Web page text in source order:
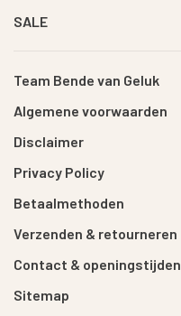
SALE
Team Bende van Geluk
Algemene voorwaarden
Disclaimer
Privacy Policy
Betaalmethoden
Verzenden & retourneren
Contact & openingstijden
Sitemap